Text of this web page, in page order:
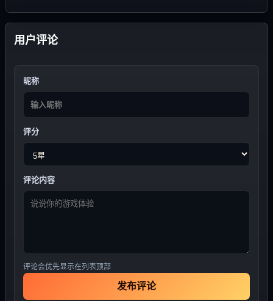
用户评论
昵称
评分
评论内容
评论会优先显示在列表顶部
发布评论